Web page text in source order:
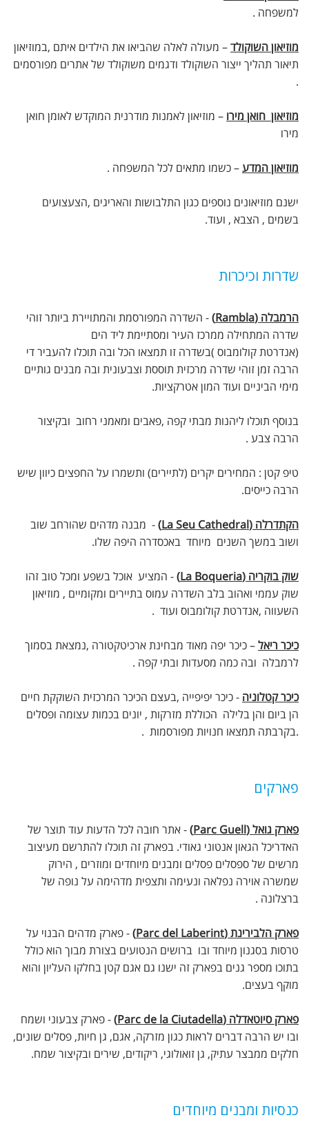
למשפחה .
מוזיאון השוקולד– מעולה לאלה שהביאו את הילדים איתם ,במוזיאון
תיאור תהליך ייצור השוקולד ודגמים משוקולד של אתרים מפורסמים
.
מוזיאון חואן מירו – מוזיאון לאמנות מודרנית המוקדש לאומן חואן
מירו
מוזיאון המדע– כשמו מתאים לכל המשפחה .
ישנם מוזיאונים נוספים כגון התלבושות והאריגים ,הצעצועים
בשמים , הצבא , ועוד.
שדרות וכיכרות
הרמבלה (Rambla)
- השדרה המפורסמת והמתויירת ביותר זוהי
שדרה המתחילה ממרכז העיר ומסתיימת ליד הים
(אנדרטת קולומבוס )בשדרה זו תמצאו הכל ובה תוכלו להעביר די
הרבה זמן זוהי שדרה מרכזית תוססת וצבעונית ובה מבנים גותיים
מימי הביניים ועוד המון אטרקציות.
בנוסף תוכלו ליהנות מבתי קפה ,פאבים ומאמני רחוב ובקיצור
הרבה צבע .
טיפ קטן : המחירים יקרים (לתיירים) ותשמרו על החפצים כיוון שיש
הרבה כייסים.
הקתדרלה (La Seu Cathedral)
- מבנה מדהים שהורחב שוב
ושוב במשך השנים מיוחד באכסדרה היפה שלו.
שוק בוקריה (La Boqueria)
- המציע אוכל בשפע ומכל טוב זהו
שוק עממי ואהוב בלב השדרה עמוס בתיירים ומקומיים , מוזיאון
השעווה ,אנדרטת קולומבוס ועוד .
כיכר ריאל– כיכר יפה מאוד מבחינת ארכיטקטורה ,נמצאת בסמוך
לרמבלה ובה כמה מסעדות ובתי קפה .
כיכר קטלוניה - כיכר יפיפייה ,בעצם הכיכר המרכזית השוקקת חיים
הן ביום והן בלילה הכוללת מזרקות , יונים בכמות עצומה ופסלים
.בקרבתה תמצאו חנויות מפורסמות .
פארקים
פארק גואל (Parc Guell)
- אתר חובה לכל הדעות עוד תוצר של
האדריכל הגאון אנטוני גאודי. בפארק זה תוכלו להתרשם מעיצוב
מרשים של ספסלים פסלים ומבנים מיוחדים ומוזרים , הירוק
שמשרה אוירה נפלאה ונעימה ותצפית מדהימה על נופה של
ברצלונה .
פארק הלבירינת (Parc del Laberint)
- פארק מדהים הבנוי על
טרסות בסגנון מיוחד ובו ברושים הנטועים בצורת מבוך הוא כולל
בתוכו מספר גנים בפארק זה ישנו גם אגם קטן בחלקו העליון והוא
מוקף בעצים.
פארק סיוטאדלה (Parc de la Ciutadella)
- פארק צבעוני ושמח
ובו יש הרבה דברים לראות כגון מזרקה, אגם, גן חיות, פסלים שונים,
חלקים ממבצר עתיק, גן זואולוגי, ריקודים, שירים ובקיצור שמח.
כנסיות ומבנים מיוחדים